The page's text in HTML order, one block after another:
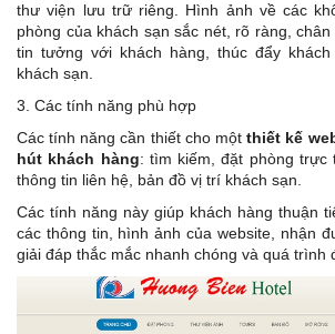
thư viện lưu trữ riêng. Hình ảnh về các
phòng của khách sạn sắc nét, rõ ràng,
tin tưởng với khách hàng, thúc đẩy
khách sạn.
3. Các tính năng phù hợp
Các tính năng cần thiết cho mộtthiết kế
hút khách hàng: tìm kiếm, đặt phòng trực
thông tin liên hệ, bản đồ vị trí khách sạn.
Các tính năng này giúp khách hàng thuận
các thông tin, hình ảnh của website, nhận
giải đáp thắc mắc nhanh chóng và quá trình